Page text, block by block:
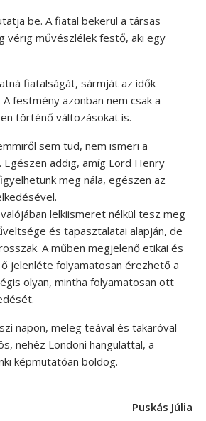
be. A fiatal bekerül a társas
vérig művészlélek festő, aki egy
fiatalságát, sármját az idők
festmény azonban nem csak a
történő változásokat is.
sem tud, nem ismeri a
addig, amíg Lord Henry
meg nála, egészen az
lelkiismeret nélkül tesz meg
és tapasztalatai alapján, de
A műben megjelenő etikai és
jelenléte folyamatosan érezhető a
olyan, mintha folyamatosan ott
napon, meleg teával és takaróval
nehéz Londoni hangulattal, a
képmutatóan boldog.
Puskás Júlia